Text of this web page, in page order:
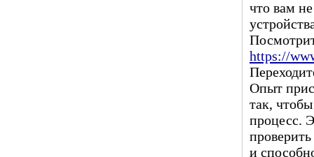
что вам
https://
Опыт
так,
процесс.
и